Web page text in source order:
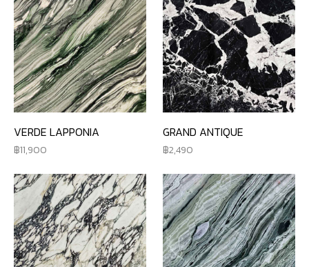
VERDE LAPPONIA
11,900
GRAND ANTIQUE
2,490